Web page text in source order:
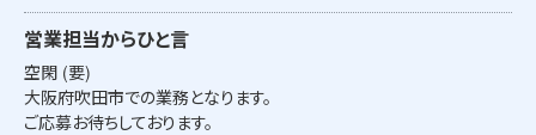
営業担当からひと言
空閑 (要)
大阪府吹田市での業務となります。
ご応募お待ちしております。